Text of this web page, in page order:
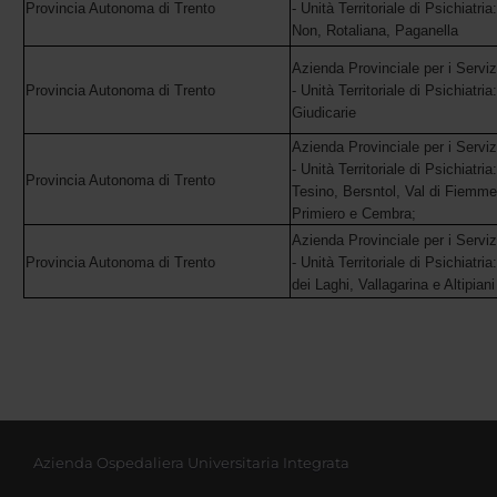
Provincia Autonoma di Trento
- Unità Territoriale di
Non, Rotaliana, Paganella
Provincia Autonoma di Trento
Azienda Provinciale per i
- Unità Territoriale di
Giudicarie
Provincia Autonoma di Trento
Azienda Provinciale per i
- Unità Territoriale di
Tesino, Bersntol, Val di
Primiero e Cembra;
Provincia Autonoma di Trento
Azienda Provinciale per i
- Unità Territoriale di
dei Laghi, Vallagarina e
Azienda Ospedaliera Universitaria Integrata